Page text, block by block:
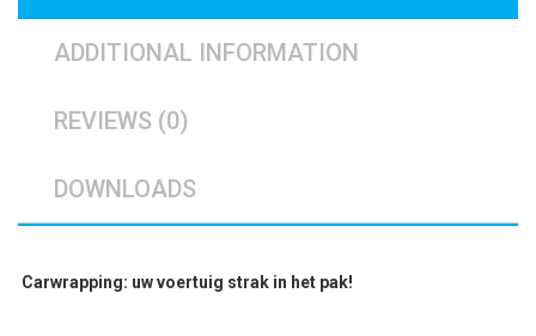
ADDITIONAL INFORMATION
REVIEWS (0)
DOWNLOADS
Carwrapping: uw voertuig strak in het pak!